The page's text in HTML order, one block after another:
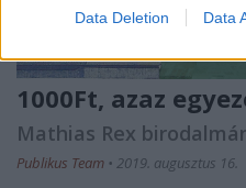
related to personalization.
I want to allow Google to
related to security,
functionality and fraud
user protection.
Data Deletion Data
1000Ft, azaz
Mathias Rex
Publikus Team • 2019. augusztus 16.